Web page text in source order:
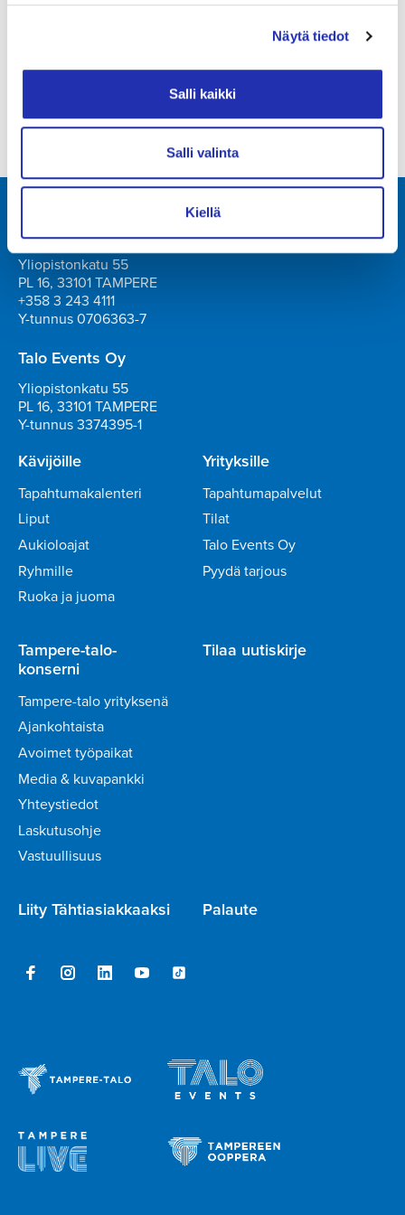
Näytä tiedot
Salli kaikki
Salli valinta
Kiellä
Tuotanto: Tampere-talo ja Heidi Heinonen
Tampere-talo Oy
Yliopistonkatu 55
PL 16, 33101 TAMPERE
+358 3 243 4111
Y-tunnus 0706363-7
Talo Events Oy
Yliopistonkatu 55
PL 16, 33101 TAMPERE
Y-tunnus 3374395-1
Kävijöille
Tapahtumakalenteri
Liput
Aukioloajat
Ryhmille
Ruoka ja juoma
Yrityksille
Tapahtumapalvelut
Tilat
Talo Events Oy
Pyydä tarjous
Tampere-talo-
konserni
Tampere-talo yrityksenä
Ajankohtaista
Avoimet työpaikat
Media & kuvapankki
Yhteystiedot
Laskutusohje
Vastuullisuus
Tilaa uutiskirje
Liity Tähtiasiakkaaksi Palaute